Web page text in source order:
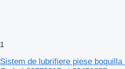
1
Sistem de lubrifiere piese